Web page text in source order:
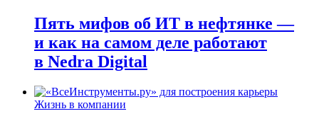
Пять мифов об ИТ в нефтянке —
и как на самом деле работают
в Nedra Digital
Жизнь в компании